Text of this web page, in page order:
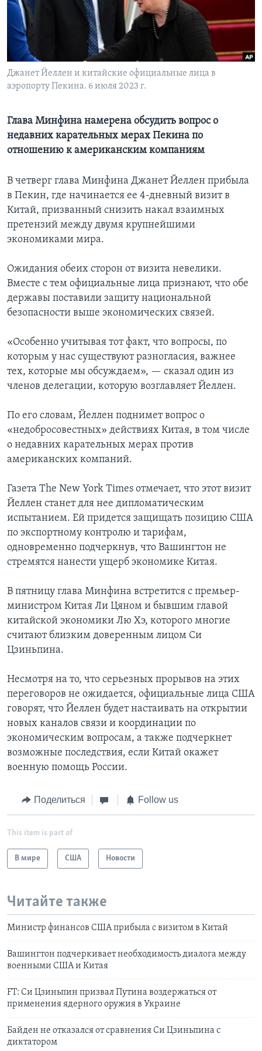
Learning English
СОЦИАЛЬНЫЕ СЕТИ
Джанет Йеллен и китайские официальные лица в
аэропорту Пекина. 6 июля 2023 г.
Глава Минфина намерена обсудить вопрос о
недавних карательных мерах Пекина по
отношению к американским компаниям
В четверг глава Минфина Джанет Йеллен прибыла
в Пекин, где начинается ее 4-дневный визит в
Китай, призванный снизить накал взаимных
претензий между двумя крупнейшими
экономиками мира.
Ожидания обеих сторон от визита невелики.
Вместе с тем официальные лица признают, что обе
державы поставили защиту национальной
безопасности выше экономических связей.
«Особенно учитывая тот факт, что вопросы, по
которым у нас существуют разногласия, важнее
тех, которые мы обсуждаем», — сказал один из
членов делегации, которую возглавляет Йеллен.
По его словам, Йеллен поднимет вопрос о
«недобросовестных» действиях Китая, в том числе
о недавних карательных мерах против
американских компаний.
Газета The New York Times отмечает, что этот визит
Йеллен станет для нее дипломатическим
испытанием. Ей придется защищать позицию США
по экспортному контролю и тарифам,
одновременно подчеркнув, что Вашингтон не
стремятся нанести ущерб экономике Китая.
В пятницу глава Минфина встретится с премьер-
министром Китая Ли Цяном и бывшим главой
китайской экономики Лю Хэ, которого многие
считают близким доверенным лицом Си
Цзиньпина.
Несмотря на то, что серьезных прорывов на этих
переговоров не ожидается, официальные лица США
говорят, что Йеллен будет настаивать на открытии
новых каналов связи и координации по
экономическим вопросам, а также подчеркнет
возможные последствия, если Китай окажет
военную помощь России.
Поделиться Follow us
This item is part of
В мире США Новости
Читайте также
Министр финансов США прибыла с визитом в Китай
Вашингтон подчеркивает необходимость диалога между
военными США и Китая
FT: Си Цзиньпин призвал Путина воздержаться от
применения ядерного оружия в Украине
Байден не отказался от сравнения Си Цзиньпина с
диктатором